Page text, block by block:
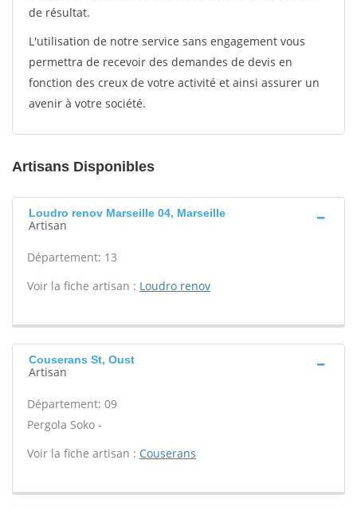
de résultat.
L'utilisation de notre service sans engagement vous
permettra de recevoir des demandes de devis en
fonction des creux de votre activité et ainsi assurer un
avenir à votre société.
Artisans Disponibles
Loudro renov Marseille 04, Marseille
Artisan
Département: 13
Voir la fiche artisan : Loudro renov
Couserans St, Oust
Artisan
Département: 09
Pergola Soko -
Voir la fiche artisan : Couserans